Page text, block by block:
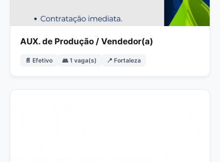
AUX. de Produção / Vendedor(a)
📄 Efetivo 👥 1 vaga(s) 📍 Fortaleza